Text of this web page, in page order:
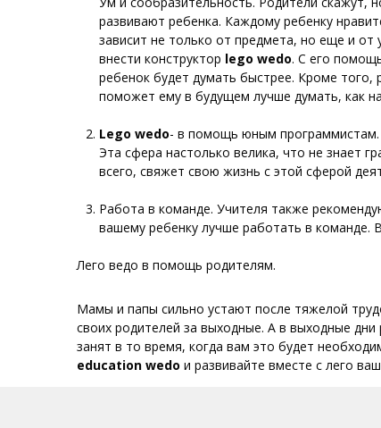
развивают ребенка. Каждому ребенку
зависит не только от предмета, но еще и
внести конструктор lego wedo. С его
ребенок будет думать быстрее. Кроме того,
поможет ему в будущем лучше думать, как
Lego wedo- в помощь юным программистам.
Эта сфера настолько велика, что не знает
всего, свяжет свою жизнь с этой сферой
Работа в команде. Учителя также
вашему ребенку лучше работать в команде.
Лего ведо в помощь родителям.
Мамы и папы сильно устают после тяжелой
своих родителей за выходные. А в выходные дни
занят в то время, когда вам это будет
education wedo и развивайте вместе с лего